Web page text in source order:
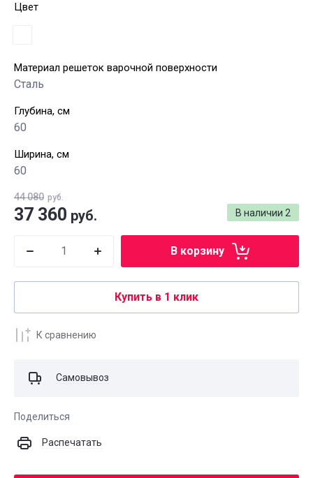
Цвет
Материал решеток варочной поверхности
Сталь
Глубина, см
60
Ширина, см
60
В наличии 2
44 080 руб.
37 360 руб.
В корзину
Купить в 1 клик
К сравнению
Самовывоз
Поделиться
Распечатать